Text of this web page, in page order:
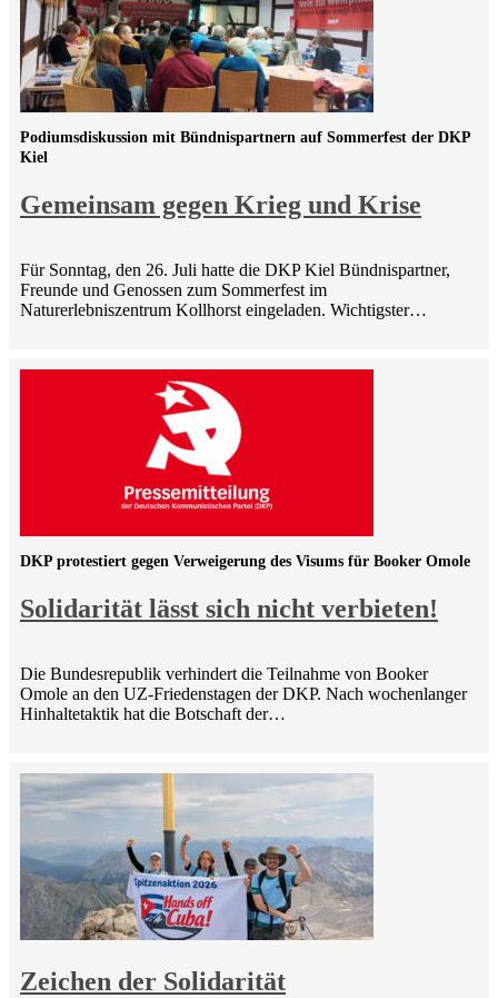
Gemeinsam gegen Krieg und Krise
Podiumsdiskussion mit Bündnispartnern auf Sommerfest der DKP
Kiel
Für Sonntag, den 26. Juli hatte die DKP Kiel Bündnispartner,
Freunde und Genossen zum Sommerfest im
Naturerlebniszentrum Kollhorst eingeladen. Wichtigster…
Solidarität lässt sich nicht verbieten!
DKP protestiert gegen Verweigerung des Visums für Booker Omole
Die Bundesrepublik verhindert die Teilnahme von Booker
Omole an den UZ-Friedenstagen der DKP. Nach wochenlanger
Hinhaltetaktik hat die Botschaft der…
Zeichen der Solidarität